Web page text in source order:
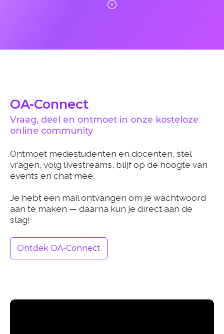
OA-Connect
Vraag, deel en ontmoet in onze kosteloze
online community
Ontmoet medestudenten en docenten, stel
vragen, volg livestreams, blijf op de hoogte van
events en chat mee.
Je hebt een mail ontvangen om je wachtwoord
aan te maken — daarna kun je direct aan de
slag!
Ontdek OA-Connect